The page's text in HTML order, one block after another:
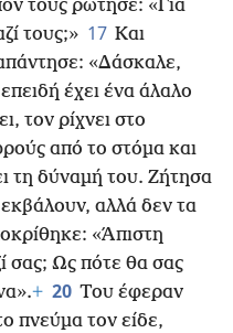
τους ρώτησε: «Για
τους;» 17 Και
«Δάσκαλε,
έχει ένα άλαλο
τον ρίχνει στο
από το στόμα και
τη δύναμή του. Ζήτησα
αλλά δεν τα
«Άπιστη
σας; Ως πότε θα σας
+ 20 Του έφεραν
πνεύμα τον είδε,